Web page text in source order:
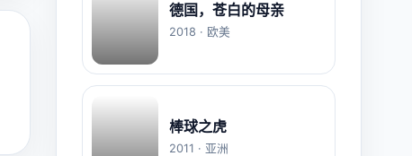
德国，苍白的母亲
2018 · 欧美
棒球之虎
2011 · 亚洲